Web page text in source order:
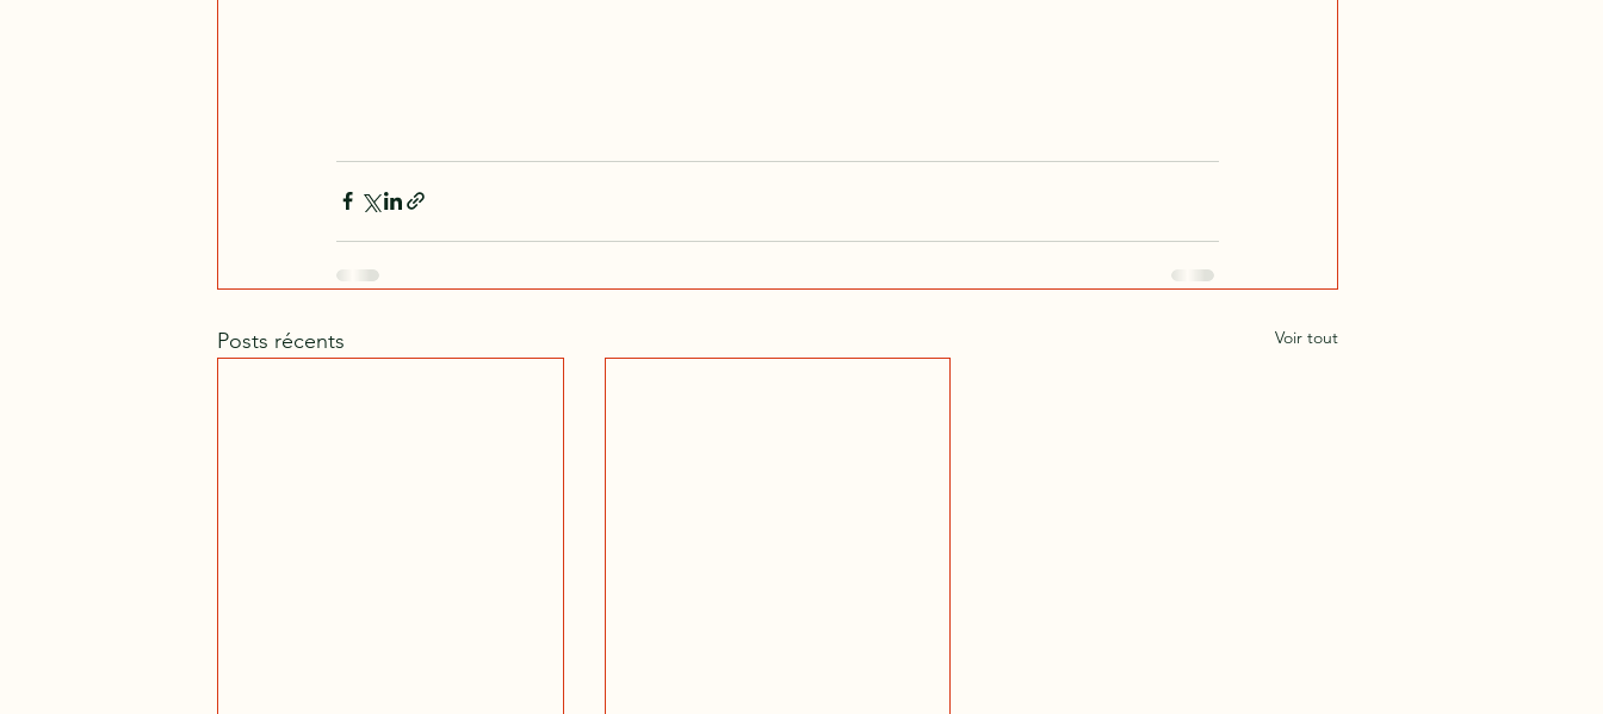
Posts récents Voir tout